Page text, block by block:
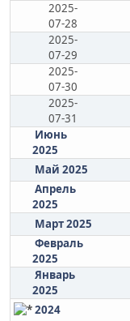
2025-
07-28
2025-
07-29
2025-
07-30
2025-
07-31
Июнь
2025
Май 2025
Апрель
2025
Март 2025
Февраль
2025
Январь
2025
2024